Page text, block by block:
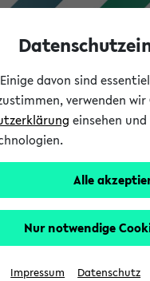
davon sind
verwenden
einsehen
Alle
Nur notwendige
Impressum Datenschutz